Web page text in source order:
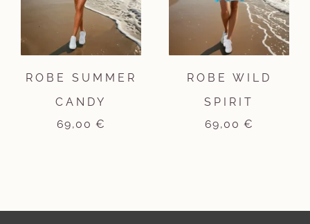
ROBE SUMMER
CANDY
69,00 €
ROBE WILD
SPIRIT
69,00 €